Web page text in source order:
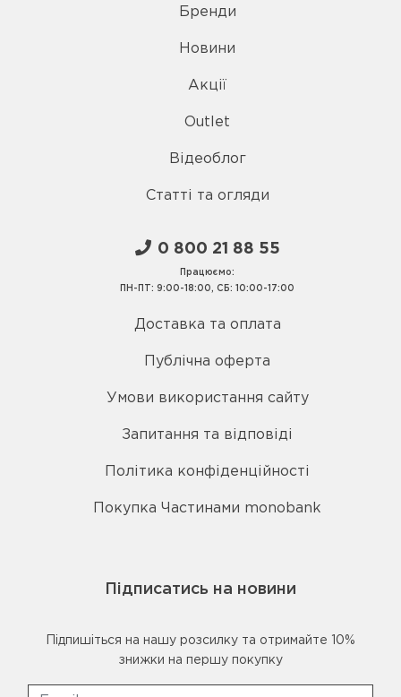
Бренди
Новини
Акції
Outlet
Відеоблог
Статті та огляди
0 800 21 88 55
Працюємо:
ПН-ПТ: 9:00-18:00, СБ: 10:00-17:00
Доставка та оплата
Публічна оферта
Умови використання сайту
Запитання та відповіді
Політика конфіденційності
Покупка Частинами monobank
Підписатись на новини
Підпишіться на нашу розсилку та отримайте 10%
знижки на першу покупку